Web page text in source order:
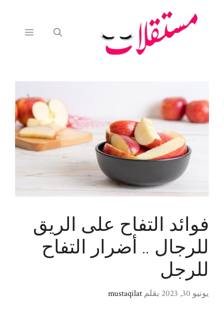
القائمة
فوائد التفاح على الريق
للرجال .. أضرار التفاح
للرجل
يونيو 30, 2023 بقلم mustaqilat